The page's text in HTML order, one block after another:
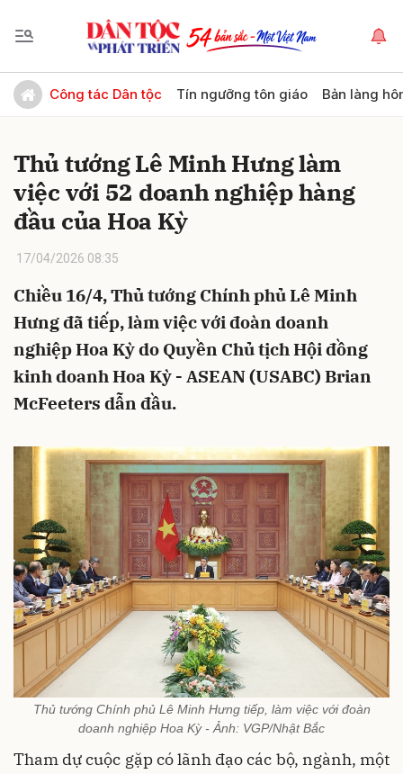
Công tác Dân tộc Tín ngưỡng tôn giáo Bản làng
Thủ tướng Lê Minh Hưng làm
việc với 52 doanh nghiệp hàng
đầu của Hoa Kỳ
17/04/2026 08:35
Chiều 16/4, Thủ tướng Chính phủ Lê Minh
Hưng đã tiếp, làm việc với đoàn doanh
nghiệp Hoa Kỳ do Quyền Chủ tịch Hội đồng
kinh doanh Hoa Kỳ - ASEAN (USABC) Brian
McFeeters dẫn đầu.
Thủ tướng Chính phủ Lê Minh Hưng tiếp, làm việc với đoàn
doanh nghiệp Hoa Kỳ - Ảnh: VGP/Nhật Bắc
Tham dự cuộc gặp có lãnh đạo các bộ, ngành, một
Gửi bình luận